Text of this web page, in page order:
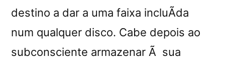
destino a dar a uma faixa incluÃ­da
num qualquer disco. Cabe depois ao
subconsciente armazenar Ã sua